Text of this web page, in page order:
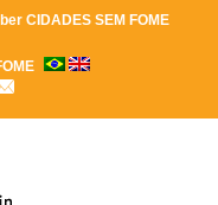
CIDADES SEM FOME